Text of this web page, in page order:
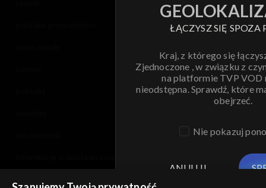
ŁĄCZYSZ SIĘ SPOZA
Kraj, z którego się
Zjednoczone , w związku z
na platformie TVP VOD
nieodstępna. Sprawdź, które
obejrzeć.
Nie pokazuj
ANULUJ